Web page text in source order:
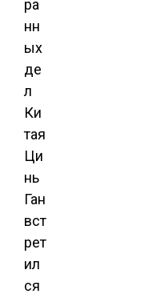
ра
нн
ых
де
л
Ки
тая
Ци
нь
Ган
вст
рет
ил
ся